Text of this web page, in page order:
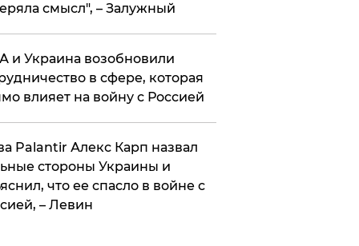
смысл", – Залужный
и Украина возобновили
в сфере, которая
влияет на войну с Россией
Palantir Алекс Карп назвал
стороны Украины и
что ее спасло в войне с
– Левин